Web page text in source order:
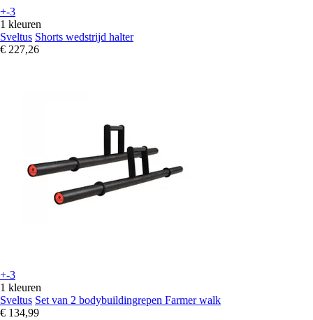
+-3
1 kleuren
Sveltus Shorts wedstrijd halter
€ 227,26
+-3
1 kleuren
Sveltus Set van 2 bodybuildingrepen Farmer walk
€ 134,99